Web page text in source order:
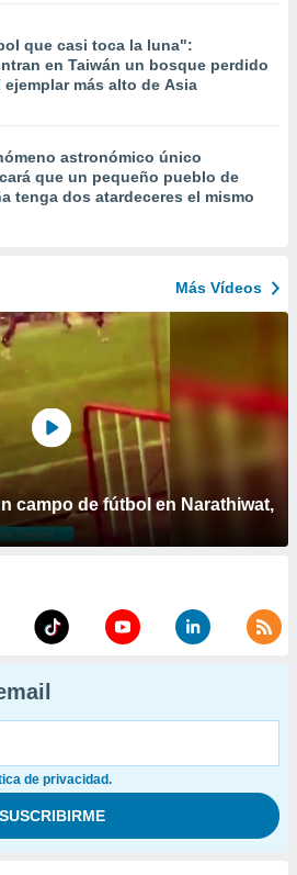
que casi toca la luna":
en Taiwán un bosque perdido
ejemplar más alto de Asia
astronómico único
que un pequeño pueblo de
tenga dos atardeceres el mismo
Más Vídeos
campo de fútbol en Narathiwat,
de privacidad.